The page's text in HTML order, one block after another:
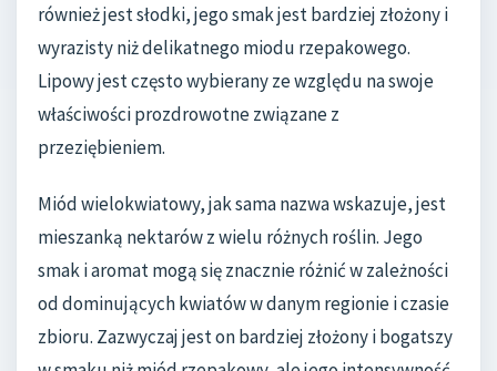
również jest słodki, jego smak jest bardziej złożony i
wyrazisty niż delikatnego miodu rzepakowego.
Lipowy jest często wybierany ze względu na swoje
właściwości prozdrowotne związane z
przeziębieniem.
Miód wielokwiatowy, jak sama nazwa wskazuje, jest
mieszanką nektarów z wielu różnych roślin. Jego
smak i aromat mogą się znacznie różnić w zależności
od dominujących kwiatów w danym regionie i czasie
zbioru. Zazwyczaj jest on bardziej złożony i bogatszy